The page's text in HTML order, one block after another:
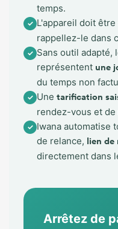
temps.
✓ L'appareil doit être
rappellez-le dans
✓ Sans outil adapté,
représentent une
du temps non
✓ Une tarification
rendez-vous et
✓ Iwana automatise
de relance,
lien
directement dans
Arrêtez de